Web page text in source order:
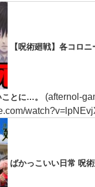
【呪術廻戦】各コロ
とに…。 (afternol-
ばかっこいい日常 呪